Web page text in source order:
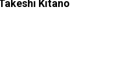
Kitano